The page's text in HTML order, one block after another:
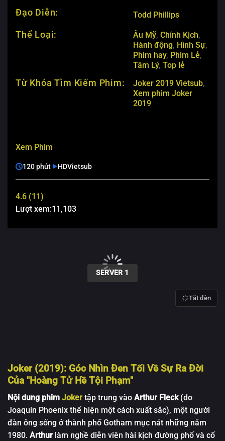
Đạo Diễn: Todd Phillips
Thể Loại: Âu Mỹ, Chính Kịch,
Hành động, Hình Sự,
Phim hay, Phim Lẻ,
Tâm Lý, Top lẻ
Từ Khóa Tìm Kiếm Phim: Joker 2019 Vietsub,
Xem phim Joker
2019
Xem Phim
120 phút HDVietsub
4.6 (11)
Lượt xem:11,103
SERVER 1
Tắt đèn
Joker (2019): Góc Nhìn Đen Tối Về Sự Ra Đời
Của "Hoàng Tử Hề Tội Phạm"
Nội dung phim Joker tập trung vào Arthur Fleck(do
Joaquin Phoenix thể hiện một cách xuất sắc), một người
đàn ông sống ở thành phố Gotham mục nát những năm
1980. Arthur làm nghề diễn viên hài kịch đường phố và cố